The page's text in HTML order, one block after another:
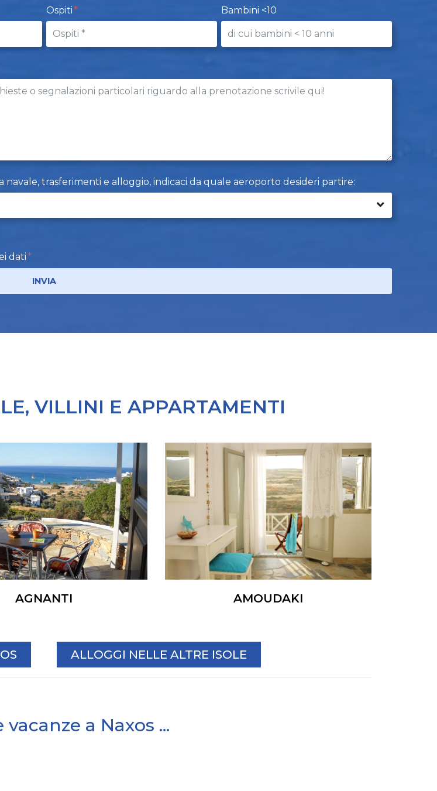
Ospiti Bambini <10
trasferimenti e alloggio, indicaci da quale aeroporto desideri partire:
dati
INVIA
VILLINI E APPARTAMENTI
AGNANTI AMOUDAKI
ALLOGGI NELLE ALTRE ISOLE
a Naxos ...